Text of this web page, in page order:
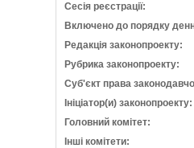
Сесія реєстрації:
Включено до порядку
Редакція законопроекту:
Рубрика законопроекту:
Суб'єкт права законодавчої
Ініціатор(и) законопроекту:
Головний комітет:
Інші комітети: